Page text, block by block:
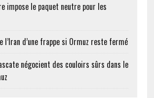
impose le paquet neutre pour les
l’Iran d’une frappe si Ormuz reste fermé
négocient des couloirs sûrs dans le